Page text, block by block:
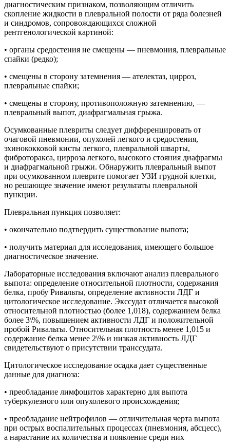
диагностическим признаком, позволяющим отличить
скопление жидкости в плевральной полости от ряда болезней
и синдромов, сопровождающихся сложной
рентгенологической картиной:
• органы средостения не смещены — пневмония, плевральные
спайки (редко);
• смещены в сторону затемнения — ателектаз, цирроз,
плевральные спайки;
• смещены в сторону, противоположную затемнению, —
плевральный выпот, диафрагмальная грыжа.
Осумкованные плевриты следует дифференцировать от
очаговой пневмонии, опухолей легкого и средостения,
эхинококковой кисты легкого, плевральной шварты,
фиброторакса, цирроза легкого, высокого стояния диафрагмы
и диафрагмальной грыжи. Обнаружить плевральный выпот
при осумкованном плеврите помогает УЗИ грудной клетки,
но решающее значение имеют результаты плевральной
пункции.
Плевральная пункция позволяет:
• окончательно подтвердить существование выпота;
• получить материал для исследования, имеющего большое
диагностическое значение.
Лабораторные исследования включают анализ плеврального
выпота: определение относительной плотности, содержания
белка, пробу Ривальты, определение активности ЛДГ и
цитологическое исследование. Экссудат отличается высокой
относительной плотностью (более 1,018), содержанием белка
более 3\%, повышением активности ЛДГ и положительной
пробой Ривальты. Относительная плотность менее 1,015 и
содержание белка менее 2\% и низкая активность ЛДГ
свидетельствуют о присутствии транссудата.
Цитологическое исследование осадка дает существенные
данные для диагноза:
• преобладание лимфоцитов характерно для выпота
туберкулезного или опухолевого происхождения;
• преобладание нейтрофилов — отличительная черта выпота
при острых воспалительных процессах (пневмония, абсцесс),
а нарастание их количества и появление среди них